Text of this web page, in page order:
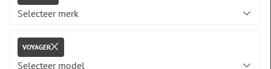
VOYAGER